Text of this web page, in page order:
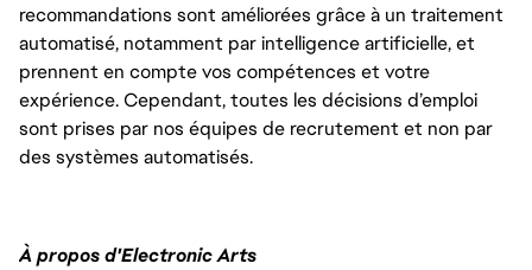
recommandations sont améliorées grâce à un traitement
automatisé, notamment par intelligence artificielle, et
prennent en compte vos compétences et votre
expérience. Cependant, toutes les décisions d’emploi
sont prises par nos équipes de recrutement et non par
des systèmes automatisés.
À propos d'Electronic Arts